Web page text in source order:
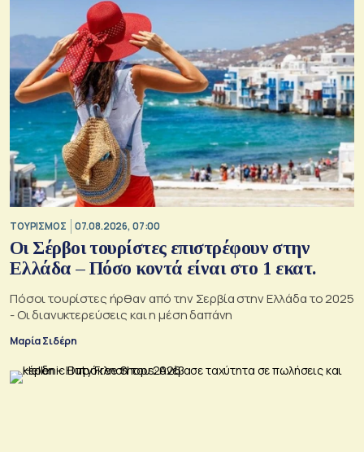
ΤΟΥΡΙΣΜΟΣ 07.08.2026, 07:00
Οι Σέρβοι τουρίστες επιστρέφουν στην
Ελλάδα – Πόσο κοντά είναι στο 1 εκατ.
Πόσοι τουρίστες ήρθαν από την Σερβία στην Ελλάδα το 2025
- Οι διανυκτερεύσεις και η μέση δαπάνη
Μαρία Σιδέρη